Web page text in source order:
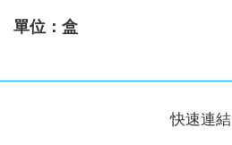
單位：盒
快速連結